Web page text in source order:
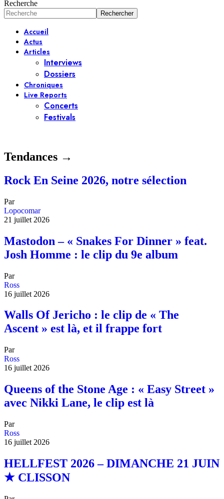
Recherche
Accueil
Actus
Articles
Interviews
Dossiers
Chroniques
Live Reports
Concerts
Festivals
Tendances →
Rock En Seine 2026, notre sélection
Par
Lopocomar
21 juillet 2026
Mastodon – « Snakes For Dinner » feat.
Josh Homme : le clip du 9e album
Par
Ross
16 juillet 2026
Walls Of Jericho : le clip de « The
Ascent » est là, et il frappe fort
Par
Ross
16 juillet 2026
Queens of the Stone Age : « Easy Street »
avec Nikki Lane, le clip est là
Par
Ross
16 juillet 2026
HELLFEST 2026 – DIMANCHE 21 JUIN
★ CLISSON